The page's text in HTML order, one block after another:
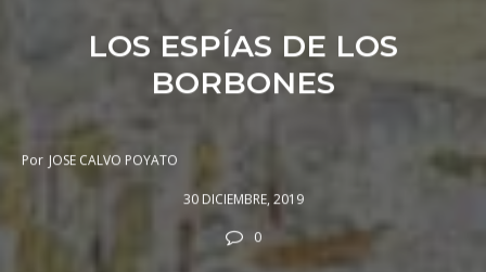
LOS ESPÍAS DE LOS
BORBONES
Por JOSE CALVO POYATO
30 DICIEMBRE, 2019
0